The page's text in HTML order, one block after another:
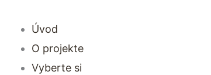
obsah
Úvod
O projekte
Vyberte si